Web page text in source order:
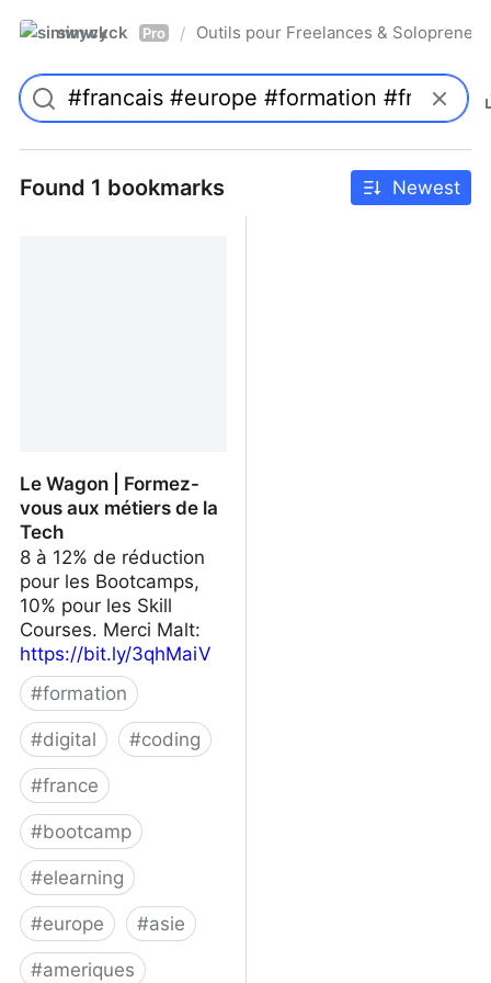
simwyck Pro / Outils pour Freelances &
Found 1 bookmarks Newest
Le Wagon | Formez-
vous aux métiers de la
Tech
8 à 12% de réduction
pour les Bootcamps,
10% pour les Skill
Courses. Merci Malt:
https://bit.ly/3qhMaiV
#formation
#digital #coding
#france
#bootcamp
#elearning
#europe #asie
#ameriques